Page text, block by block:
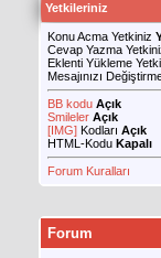
Yetkileriniz
Konu Acma Yetkiniz
Cevap Yazma
Eklenti Yükleme
Mesajınızı
BB kodu Açık
Smileler Açık
[IMG] Kodları Açık
HTML-Kodu Kapalı
Forum Kuralları
Forum